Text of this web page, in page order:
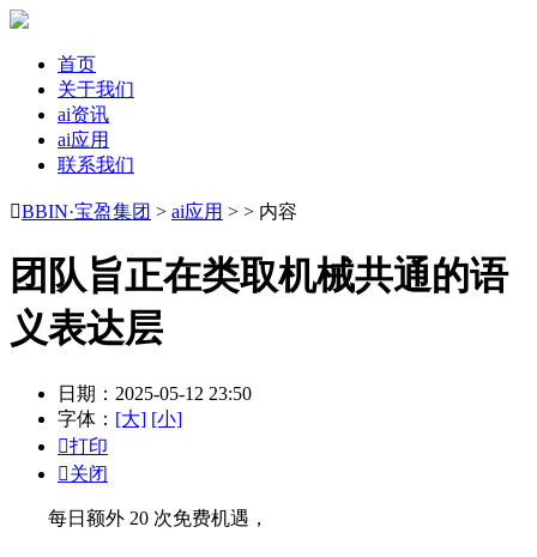
首页
关于我们
ai资讯
ai应用
联系我们
BBIN·宝盈集团 > ai应用 > > 内容
团队旨正在类取机械共通的语
义表达层
日期：2025-05-12 23:50
字体： [大] [小]
打印
关闭
每日额外 20 次免费机遇，